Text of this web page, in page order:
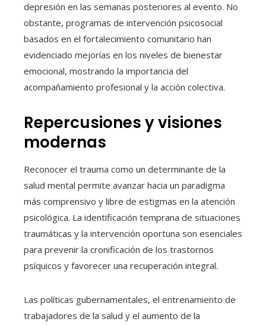
depresión en las semanas posteriores al evento. No
obstante, programas de intervención psicosocial
basados en el fortalecimiento comunitario han
evidenciado mejorías en los niveles de bienestar
emocional, mostrando la importancia del
acompañamiento profesional y la acción colectiva.
Repercusiones y visiones
modernas
Reconocer el trauma como un determinante de la
salud mental permite avanzar hacia un paradigma
más comprensivo y libre de estigmas en la atención
psicológica. La identificación temprana de situaciones
traumáticas y la intervención oportuna son esenciales
para prevenir la cronificación de los trastornos
psíquicos y favorecer una recuperación integral.
Las políticas gubernamentales, el entrenamiento de
trabajadores de la salud y el aumento de la